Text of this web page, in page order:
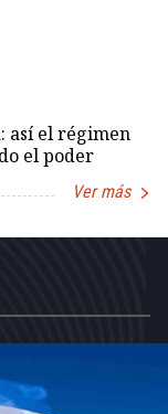
así el régimen
el poder
Ver más